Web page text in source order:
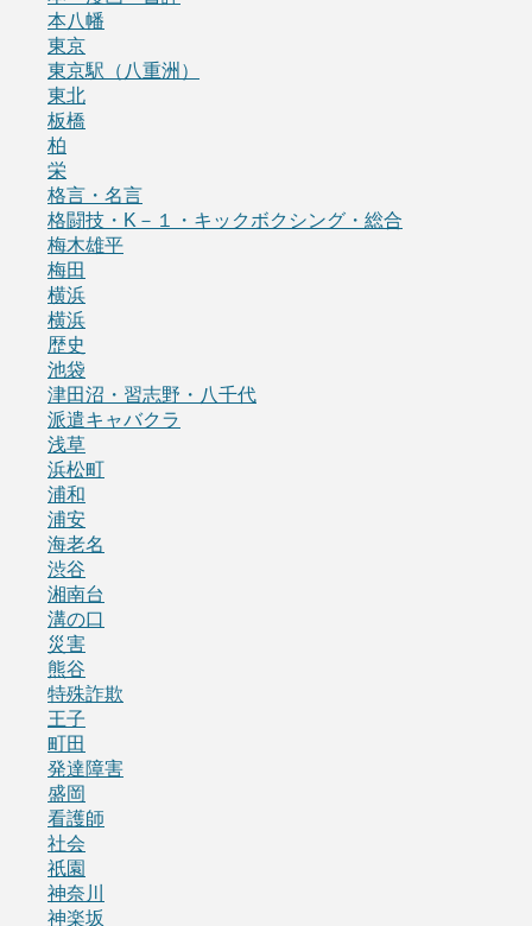
本八幡
東京
東京駅（八重洲）
東北
板橋
柏
栄
格言・名言
格闘技・K－１・キックボクシング・総合
梅木雄平
梅田
横浜
横浜
歴史
池袋
津田沼・習志野・八千代
派遣キャバクラ
浅草
浜松町
浦和
浦安
海老名
渋谷
湘南台
溝の口
災害
熊谷
特殊詐欺
王子
町田
発達障害
盛岡
看護師
社会
祇園
神奈川
神楽坂